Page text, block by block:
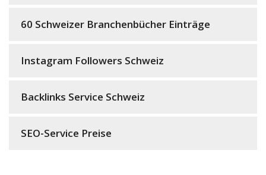
60 Schweizer Branchenbücher Einträge
Instagram Followers Schweiz
Backlinks Service Schweiz
SEO-Service Preise